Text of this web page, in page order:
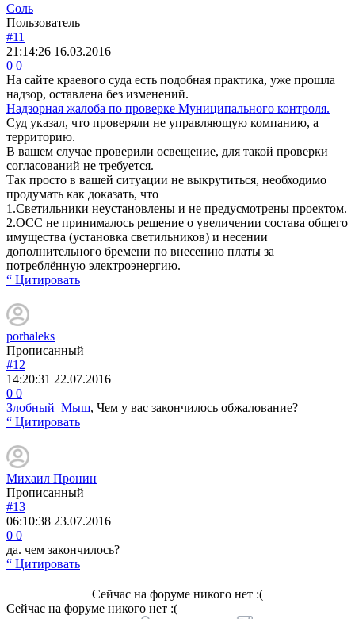
Соль
Пользователь
#11
21:14:26 16.03.2016
0 0
На сайте краевого суда есть подобная практика, уже прошла
надзор, оставлена без изменений.
Надзорная жалоба по проверке Муниципального контроля.
Суд указал, что проверяли не управляющую компанию, а
территорию.
В вашем случае проверили освещение, для такой проверки
согласований не требуется.
Так просто в вашей ситуации не выкрутиться, необходимо
продумать как доказать, что
1.Светильники неустановлены и не предусмотрены проектом.
2.ОСС не принималось решение о увеличении состава общего
имущества (установка светильников) и несении
дополнительного бремени по внесению платы за
потреблённую электроэнергию.
“ Цитировать
porhaleks
Прописанный
#12
14:20:31 22.07.2016
0 0
Злобный_Мыш, Чем у вас закончилось обжалование?
“ Цитировать
Михаил Пронин
Прописанный
#13
06:10:38 23.07.2016
0 0
да. чем закончилось?
“ Цитировать
Сейчас на форуме никого нет :(
Сейчас на форуме никого нет :(